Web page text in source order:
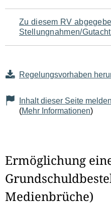
Zu diesem RV
Stellungnahmen/
Regelungsvorhaben
Inhalt dieser Seite melden
(Mehr Informationen)
Ermöglichung
Medienbrüche)